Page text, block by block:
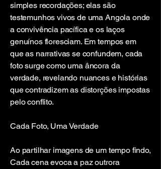
simples recordações; elas são
testemunhos vivos de uma Angola onde
a convivência pacífica e os laços
genuínos floresciam. Em tempos em
que as narrativas se confundem, cada
foto surge como uma âncora da
verdade, revelando nuances e histórias
que contradizem as distorções impostas
pelo conflito.
Cada Foto, Uma Verdade
Ao partilhar imagens de um tempo findo,
Cada cena evoca a paz outrora